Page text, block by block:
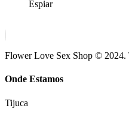
Espiar
Flower Love Sex Shop © 2024.
Onde Estamos
Tijuca